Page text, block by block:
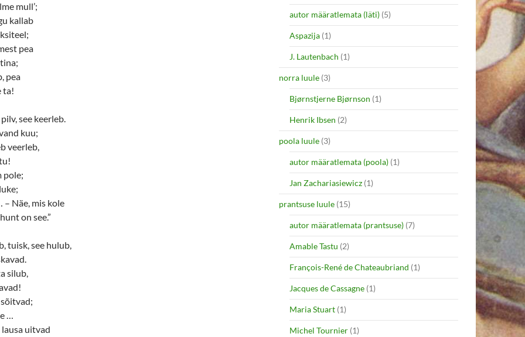
mull’;
kallab
pea
pea
ta!
see keerleb.
kuu;
veerleb,
pole;
– Näe, mis kole
on see.”
tuisk, see hulub,
silub,
…
lausa uitvad
autor määratlemata (läti) (5)
Aspazija (1)
J. Lautenbach (1)
norra luule (3)
Bjørnstjerne Bjørnson (1)
Henrik Ibsen (2)
poola luule (3)
autor määratlemata (poola) (1)
Jan Zachariasiewicz (1)
prantsuse luule (15)
autor määratlemata (prantsuse) (7)
Amable Tastu (2)
François-René de Chateaubriand (1)
Jacques de Cassagne (1)
Maria Stuart (1)
Michel Tournier (1)